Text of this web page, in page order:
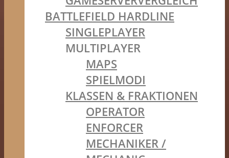
BATTLEFIELD HARDLINE
SINGLEPLAYER
MULTIPLAYER
MAPS
SPIELMODI
KLASSEN & FRAKTIONEN
OPERATOR
ENFORCER
MECHANIKER /